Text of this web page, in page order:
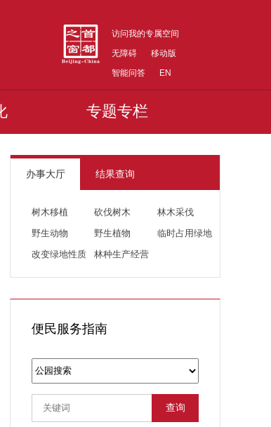
访问我的专属空间
无障碍
移动版
智能问答
EN
专题专栏
办事大厅 结果查询
树木移植 砍伐树木
林木采伐
野生动物
野生植物
临时占用绿地
改变绿地性质
林种生产经营
便民服务指南
查询